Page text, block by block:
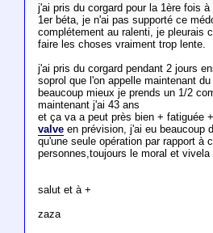
j'ai pris du corgard pour la 1ère fois
1er béta, je n'ai pas supporté ce
complétement au ralenti, je pleurais
faire les choses vraiment trop lente.
j'ai pris du corgard pendant 2 jours
soprol que l'on appelle maintenant
beaucoup mieux je prends un 1/2
maintenant j'ai 43 ans
et ça va a peut près bien + fatiguée
valveen prévision, j'ai eu beaucoup
qu'une seule opération par rapport à
personnes,toujours le moral et
salut et à +
zaza